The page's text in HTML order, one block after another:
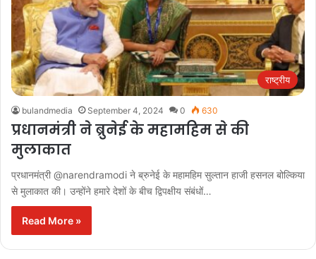
राष्ट्रीय
bulandmedia September 4, 2024 0 630
प्रधानमंत्री ने ब्रुनेई के महामहिम से की
मुलाकात
प्रधानमंत्री @narendramodi ने ब्रुनेई के महामहिम सुल्तान हाजी हसनल बोल्किया
से मुलाकात की। उन्होंने हमारे देशों के बीच द्विपक्षीय संबंधों…
Read More »